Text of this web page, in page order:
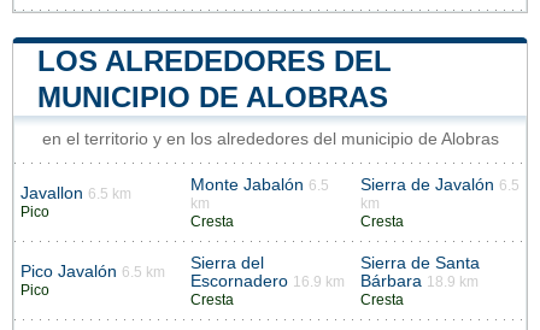
LOS ALREDEDORES DEL
MUNICIPIO DE ALOBRAS
en el territorio y en los alrededores del municipio de Alobras
Javallon 6.5 km
Pico
Monte Jabalón 6.5
km
Cresta
Sierra de Javalón 6.5
km
Cresta
Pico Javalón 6.5 km
Pico
Sierra del
Escornadero 16.9 km
Cresta
Sierra de Santa
Bárbara 18.9 km
Cresta